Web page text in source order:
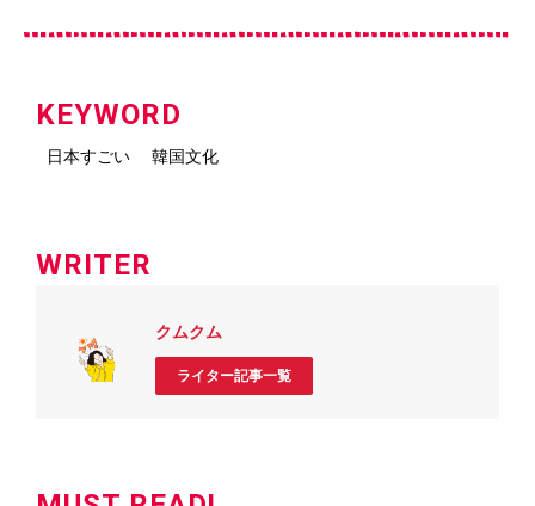
KEYWORD
日本すごい 韓国文化
WRITER
クムクム
ライター記事一覧